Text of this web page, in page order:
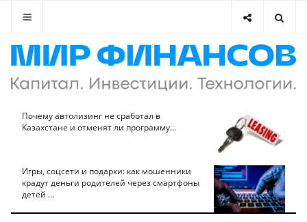
Почему автолизинг не сработал в
Казахстане и отменят ли программу...
Игры, соцсети и подарки: как мошенники
крадут деньги родителей через смартфоны
детей ...